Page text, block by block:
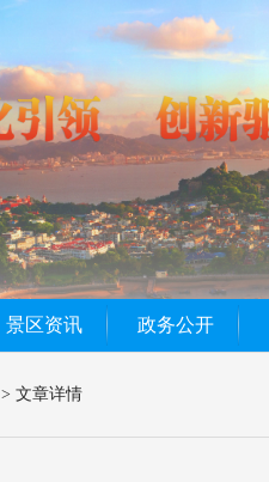
景区资讯 政务公开
> 文章详情